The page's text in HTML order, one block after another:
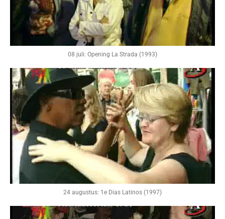
08 juli: Opening La Strada (1993)
24 augustus: 1e Dias Latinos (1997)